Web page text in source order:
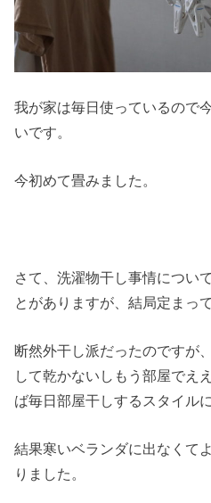
我が家は毎日使っているので
いです。
今初めて畳みました。
さて、洗濯物干し事情につい
とがありますが、結局定まっ
断然外干し派だったのですが
して乾かないしもう部屋でえ
ば毎日部屋干しするスタイル
結果寒いベランダに出なくて
りました。